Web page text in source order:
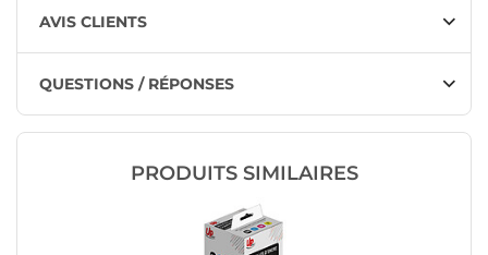
AVIS CLIENTS
QUESTIONS / RÉPONSES
PRODUITS SIMILAIRES